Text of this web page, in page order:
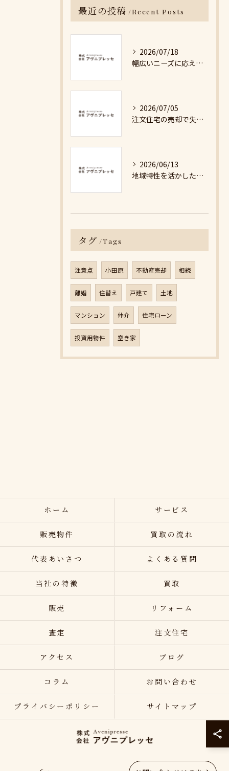
最近の投稿 Recent Posts
2026/07/18
幅広いニーズに応える不動産売却の現実と対策
2026/07/05
注文住宅の売却で失敗しないための詳細ガイド
2026/06/13
地域特性を活かした最適な不動産売却戦略の秘訣
タグ Tags
注意点 小田原 不動産売却 相続
離婚 住替え 戸建て 土地
マンション 仲介 住宅ローン
投資用物件 空き家
ホーム サービス
販売物件 買取の流れ
代表あいさつ よくある質問
当社の特徴 買取
販売 リフォーム
査定 注文住宅
アクセス ブログ
コラム お問い合わせ
プライバシーポリシー サイトマップ
© 2026 神奈川県小田原の不動産売却なら株式会社アヴニプレッセ ALL RIGHTS